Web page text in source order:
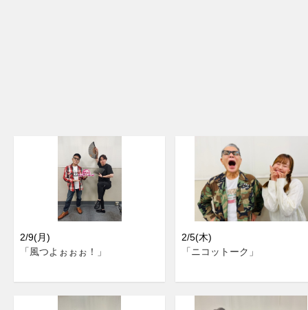
2/9(月)
「風つよぉぉぉ！」
2/5(木)
「ニコットーク」